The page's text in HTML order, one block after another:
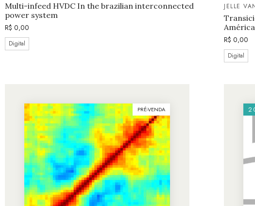
Multi-infeed HVDC In the brazilian interconnected
power system
R$ 0,00
Digital
JELLE
R$ 0,00
Digital
PRÉ-VENDA